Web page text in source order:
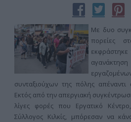
Με δυο
πορείες
συνταξιούχων της πόλης απέναντι
Εκτός από την απεργιακή
λίγες φορές που Εργατικό
Σύλλογος Κιλκίς, μπόρεσαν να